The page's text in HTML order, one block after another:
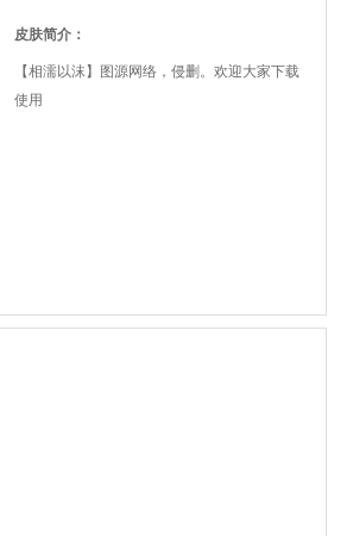
皮肤简介：
【相濡以沫】图源网络，侵删。欢迎大家下载
使用